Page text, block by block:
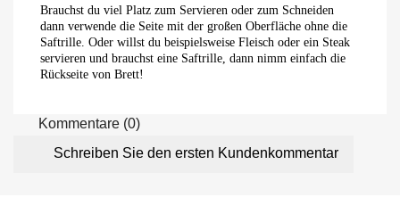
Brauchst du viel Platz zum Servieren oder zum Schneiden
dann verwende die Seite mit der großen Oberfläche ohne die
Saftrille. Oder willst du beispielsweise Fleisch oder ein Steak
servieren und brauchst eine Saftrille, dann nimm einfach die
Rückseite von Brett!
Kommentare (0)
Schreiben Sie den ersten Kundenkommentar